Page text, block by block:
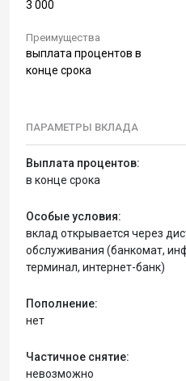
3 000
Преимущества
выплата процентов в
конце срока
ПАРАМЕТРЫ ВКЛАДА
Выплата процентов:
в конце срока
Особые условия:
вклад открывается через
обслуживания (банкомат,
терминал, интернет-банк)
Пополнение:
нет
Частичное снятие:
невозможно